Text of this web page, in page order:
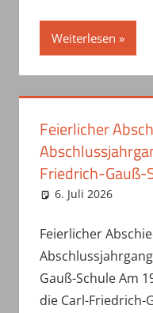
Weiterlesen
Feierlicher
Friedrich-Gauß-
6. Juli 2026
Feierlicher
Gauß-Schule Am
die Carl-Friedrich-